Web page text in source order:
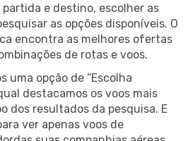
e destino, escolher as
as opções disponíveis. O
encontra as melhores ofertas
de rotas e voos.
uma opção de “Escolha
destacamos os voos mais
dos resultados da pesquisa. E
ver apenas voos de